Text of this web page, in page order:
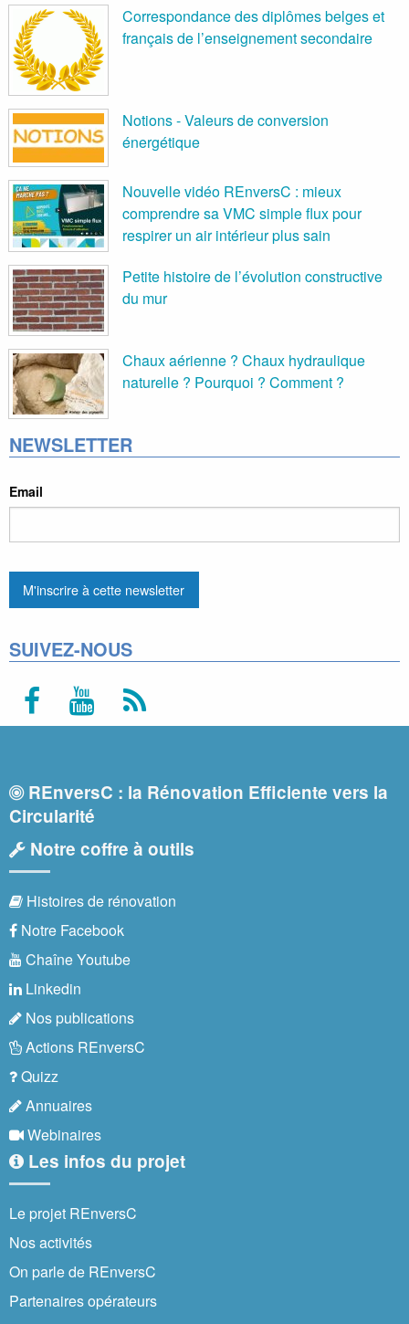
Correspondance des diplômes belges et
français de l’enseignement secondaire
Notions - Valeurs de conversion
énergétique
Nouvelle vidéo REnversC : mieux
comprendre sa VMC simple flux pour
respirer un air intérieur plus sain
Petite histoire de l’évolution constructive
du mur
Chaux aérienne ? Chaux hydraulique
naturelle ? Pourquoi ? Comment ?
NEWSLETTER
Email
SUIVEZ-NOUS
REnversC : la Rénovation Efficiente vers la
Circularité
Notre coffre à outils
Histoires de rénovation
Notre Facebook
Chaîne Youtube
Linkedin
Nos publications
Actions REnversC
Quizz
Annuaires
Webinaires
Les infos du projet
Le projet REnversC
Nos activités
On parle de REnversC
Partenaires opérateurs